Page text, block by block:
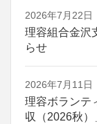
2026年7月22日
理容組合金沢
らせ
2026年7月11日
理容ボランテ
収（2026秋